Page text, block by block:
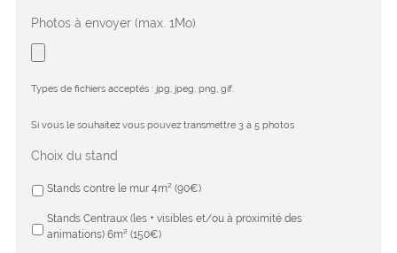
Photos à envoyer (max. 1Mo)
Types de fichiers acceptés : jpg, jpeg, png, gif.
Si vous le souhaitez vous pouvez transmettre 3 à 5 photos
Choix du stand
Stands contre le mur 4m² (90€)
Stands Centraux (les + visibles et/ou à proximité des
animations) 6m² (150€)